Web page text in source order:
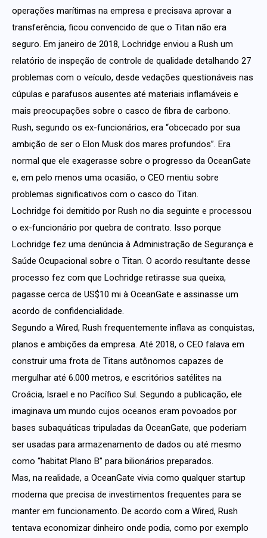
operações marítimas na empresa e precisava aprovar a
transferência, ficou convencido de que o Titan não era
seguro. Em janeiro de 2018, Lochridge enviou a Rush um
relatório de inspeção de controle de qualidade detalhando 27
problemas com o veículo, desde vedações questionáveis nas
cúpulas e parafusos ausentes até materiais inflamáveis e
mais preocupações sobre o casco de fibra de carbono.
Rush, segundo os ex-funcionários, era “obcecado por sua
ambição de ser o Elon Musk dos mares profundos”. Era
normal que ele exagerasse sobre o progresso da OceanGate
e, em pelo menos uma ocasião, o CEO mentiu sobre
problemas significativos com o casco do Titan.
Lochridge foi demitido por Rush no dia seguinte e processou
o ex-funcionário por quebra de contrato. Isso porque
Lochridge fez uma denúncia à Administração de Segurança e
Saúde Ocupacional sobre o Titan. O acordo resultante desse
processo fez com que Lochridge retirasse sua queixa,
pagasse cerca de US$10 mi à OceanGate e assinasse um
acordo de confidencialidade.
Segundo a Wired, Rush frequentemente inflava as conquistas,
planos e ambições da empresa. Até 2018, o CEO falava em
construir uma frota de Titans autônomos capazes de
mergulhar até 6.000 metros, e escritórios satélites na
Croácia, Israel e no Pacífico Sul. Segundo a publicação, ele
imaginava um mundo cujos oceanos eram povoados por
bases subaquáticas tripuladas da OceanGate, que poderiam
ser usadas para armazenamento de dados ou até mesmo
como “habitat Plano B” para bilionários preparados.
Mas, na realidade, a OceanGate vivia como qualquer startup
moderna que precisa de investimentos frequentes para se
manter em funcionamento. De acordo com a Wired, Rush
tentava economizar dinheiro onde podia, como por exemplo